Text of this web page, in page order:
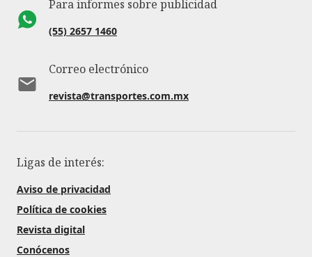
Para informes sobre publicidad
(55) 2657 1460
Correo electrónico
revista@transportes.com.mx
Ligas de interés:
Aviso de privacidad
Política de cookies
Revista digital
Conócenos